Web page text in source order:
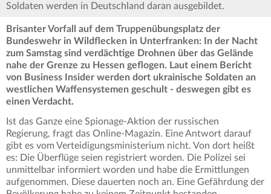
Soldaten werden in Deutschland daran ausgebildet.
Brisanter Vorfall auf dem Truppenübungsplatz der
Bundeswehr in Wildflecken in Unterfranken: In der Nacht
zum Samstag sind verdächtige Drohnen über das Gelände
nahe der Grenze zu Hessen geflogen. Laut einem Bericht
von Business Insider werden dort ukrainische Soldaten an
westlichen Waffensystemen geschult - deswegen gibt es
einen Verdacht.
Ist das Ganze eine Spionage-Aktion der russischen
Regierung, fragt das Online-Magazin. Eine Antwort darauf
gibt es vom Verteidigungsministerium nicht. Von dort heißt
es: Die Überflüge seien registriert worden. Die Polizei sei
unmittelbar informiert worden und habe die Ermittlungen
aufgenommen. Diese dauerten noch an. Eine Gefährdung der